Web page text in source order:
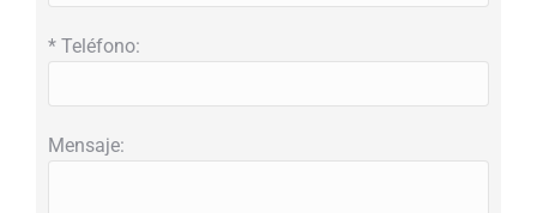
* Teléfono:
Mensaje: